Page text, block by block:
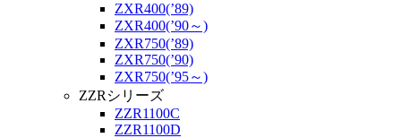
ZXR400(’89)
ZXR400(’90～)
ZXR750(’89)
ZXR750(’90)
ZXR750(’95～)
ZZRシリーズ
ZZR1100C
ZZR1100D